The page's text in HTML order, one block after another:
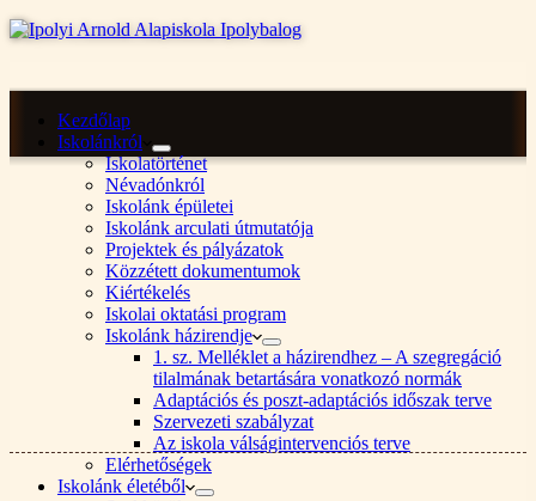
Kezdőlap
Iskolánkról
Iskolatörténet
Névadónkról
Iskolánk épületei
Iskolánk arculati útmutatója
Projektek és pályázatok
Közzétett dokumentumok
Kiértékelés
Iskolai oktatási program
Iskolánk házirendje
1. sz. Melléklet a házirendhez – A szegregáció
tilalmának betartására vonatkozó normák
Adaptációs és poszt-adaptációs időszak terve
Szervezeti szabályzat
Az iskola válságintervenciós terve
Elérhetőségek
Iskolánk életéből